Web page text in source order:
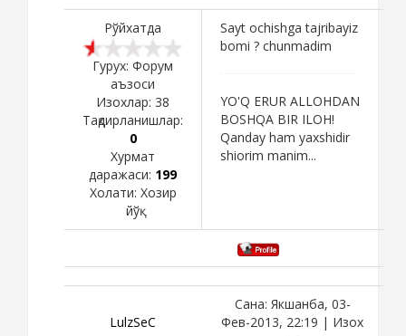
Рўйхатда
Гурух: Форум
аъзоси
Изохлар: 38
Тақдирланишлар:
0
Хурмат
даражаси: 199
Холати: Хозир
йўқ
Sayt ochishga tajribayiz
bomi ? chunmadim
YO'Q ERUR ALLOHDAN
BOSHQA BIR ILOH!
Qanday ham yaxshidir
shiorim manim...
LulzSeC
Сана: Якшанба, 03-
Фев-2013, 22:19 | Изох